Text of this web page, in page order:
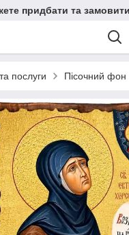
придбати та
послуги Пісочний фон